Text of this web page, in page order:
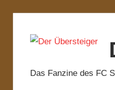
Inhalt
Das Fanzine des FC